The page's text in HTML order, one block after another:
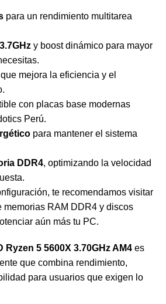
para un rendimiento multitarea
y boost dinámico para mayor
que mejora la eficiencia y el
con placas base modernas
Perú.
para mantener el sistema
DDR4, optimizando la velocidad
te recomendamos visitar
memorias RAM DDR4 y discos
aún más tu PC.
Ryzen 5 5600X 3.70GHz AM4 es
que combina rendimiento,
para usuarios que exigen lo